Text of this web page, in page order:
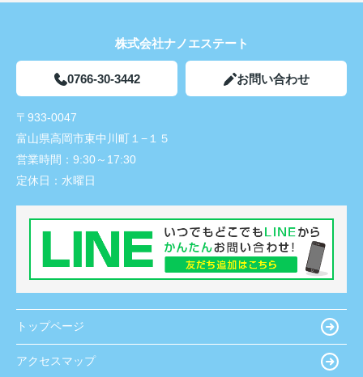
株式会社ナノエステート
0766-30-3442 お問い合わせ
〒933-0047
富山県高岡市東中川町１−１５
営業時間： 9:30～17:30
定休日： 水曜日
トップページ
アクセスマップ